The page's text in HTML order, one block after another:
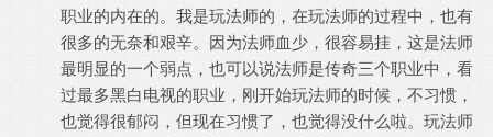
职业的内在的。我是玩法师的，在玩法师的过程中，也有
很多的无奈和艰辛。因为法师血少，很容易挂，这是法师
最明显的一个弱点，也可以说法师是传奇三个职业中，看
过最多黑白电视的职业，刚开始玩法师的时候，不习惯，
也觉得很郁闷，但现在习惯了，也觉得没什么啦。玩法师